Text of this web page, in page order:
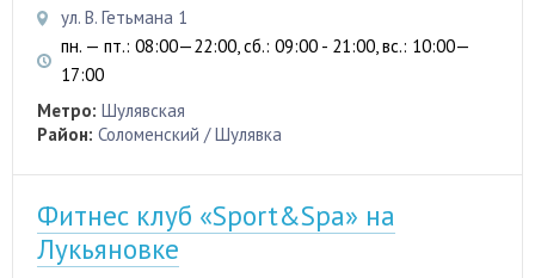
ул. В. Гетьмана 1
пн. — пт.: 08:00—22:00, сб.: 09:00 - 21:00, вс.: 10:00—
17:00
Метро: Шулявская
Район: Соломенский / Шулявка
Фитнес клуб «Sport&Spa» на
Лукьяновке